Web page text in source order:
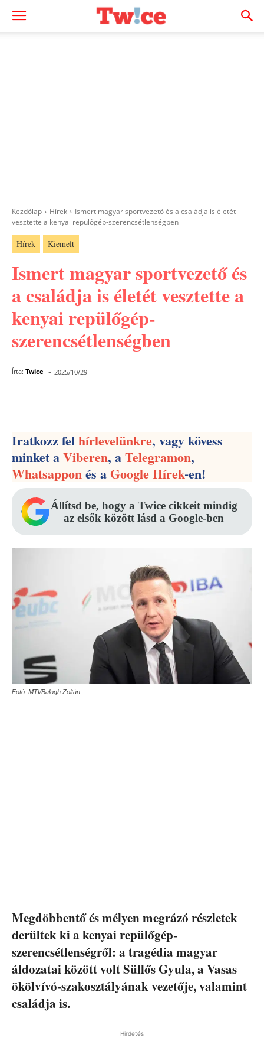
Kezdőlap Hírek
Ismert magyar sportvezető és a családja is életét
vesztette a kenyai repülőgép-szerencsétlenségben
Hírek Kiemelt
Ismert magyar sportvezető és
a családja is életét vesztette a
kenyai repülőgép-
szerencsétlenségben
Írta: Twice - 2025/10/29
Iratkozz felhírlevelünkre, vagy kövess
minket aViberen, aTelegramon,
Whatsapponés aGoogle Hírek-en!
Állítsd be, hogy a Twice cikkeit mindig
az elsők között lásd a Google-ben
Fotó: MTI/Balogh Zoltán
Megdöbbentő és mélyen megrázó részletek
derültek ki a kenyai repülőgép-
szerencsétlenségről: a tragédia magyar
áldozatai között volt Süllős Gyula, a Vasas
ökölvívó-szakosztályának vezetője, valamint
családja is.
Hirdetés